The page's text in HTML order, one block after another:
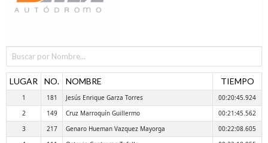
LUGAR NO. NOMBRE TIEMPO
1 181 Jesús Enrique Garza Torres
00:20:45.924
2
149 Cruz Marroquín Guillermo
00:21:45.562
3
217 Genaro Hueman Vazquez Mayorga
00:22:08.605